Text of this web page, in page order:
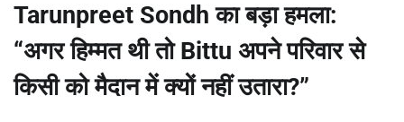
Tarunpreet Sondh का बड़ा हमला:
“अगर हिम्मत थी तो Bittu अपने परिवार से
किसी को मैदान में क्यों नहीं उतारा?”